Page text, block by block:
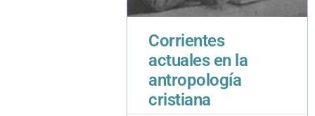
Corrientes
actuales en la
antropología
cristiana
24 de octubre de 2019